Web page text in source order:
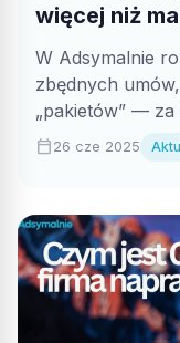
więcej niż
W Adsymalnie
zbędnych
„pakietów” — za
calendar_today26 cze 2025